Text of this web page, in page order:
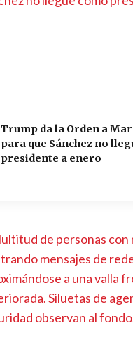
Trump da la Orden a
para que Sánchez no
presidente a enero